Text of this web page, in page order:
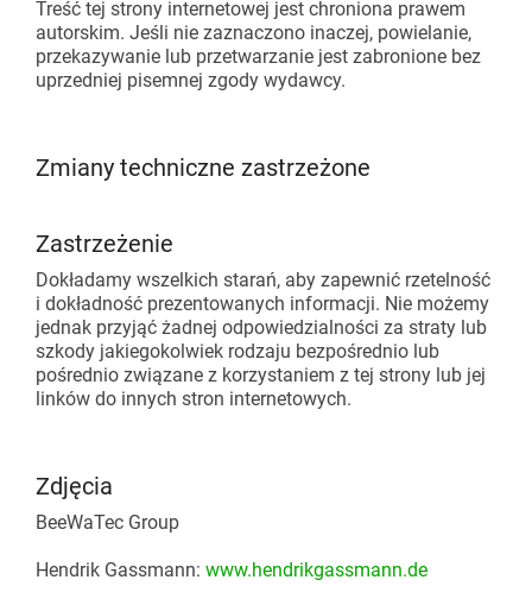
Treść tej strony internetowej jest chroniona prawem
autorskim. Jeśli nie zaznaczono inaczej, powielanie,
przekazywanie lub przetwarzanie jest zabronione bez
uprzedniej pisemnej zgody wydawcy.
Zmiany techniczne zastrzeżone
Zastrzeżenie
Dokładamy wszelkich starań, aby zapewnić rzetelność
i dokładność prezentowanych informacji. Nie możemy
jednak przyjąć żadnej odpowiedzialności za straty lub
szkody jakiegokolwiek rodzaju bezpośrednio lub
pośrednio związane z korzystaniem z tej strony lub jej
linków do innych stron internetowych.
Zdjęcia
BeeWaTec Group
Hendrik Gassmann: www.hendrikgassmann.de